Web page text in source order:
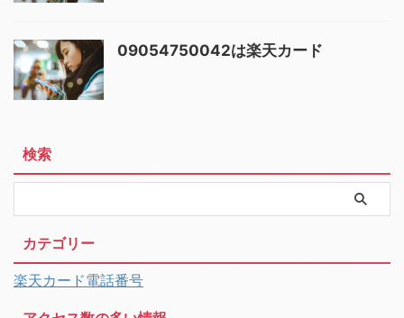
09054750042は楽天カード
検索
カテゴリー
楽天カード電話番号